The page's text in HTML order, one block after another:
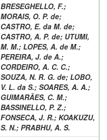
BRESEGHELLO, F.;
MORAIS, O. P. de;
CASTRO, E. da M. de;
CASTRO, A. P. de; UTUMI,
M. M.; LOPES, A. de M.;
PEREIRA, J. de A.;
CORDEIRO, A. C. C.;
SOUZA, N. R. G. de; LOBO,
V. L. da S.; SOARES, A. A.;
GUIMARÃES, C. M.;
BASSINELLO, P. Z.;
FONSECA, J. R.; KOAKUZU,
S. N.; PRABHU, A. S.